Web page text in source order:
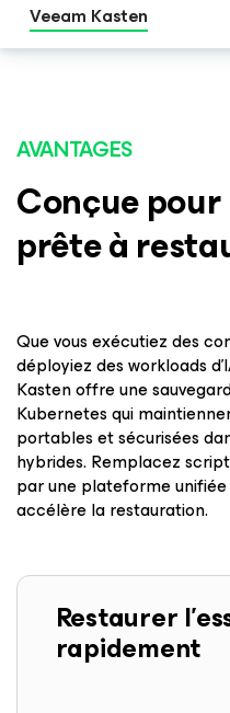
Veeam Kasten
AVANTAGES
Conçue
prête à
Que vous exécutiez des
déployiez des workloads
Kasten offre une
Kubernetes qui
portables et sécurisées
hybrides. Remplacez
par une plateforme
accélère la restauration.
Restaurer
rapidement